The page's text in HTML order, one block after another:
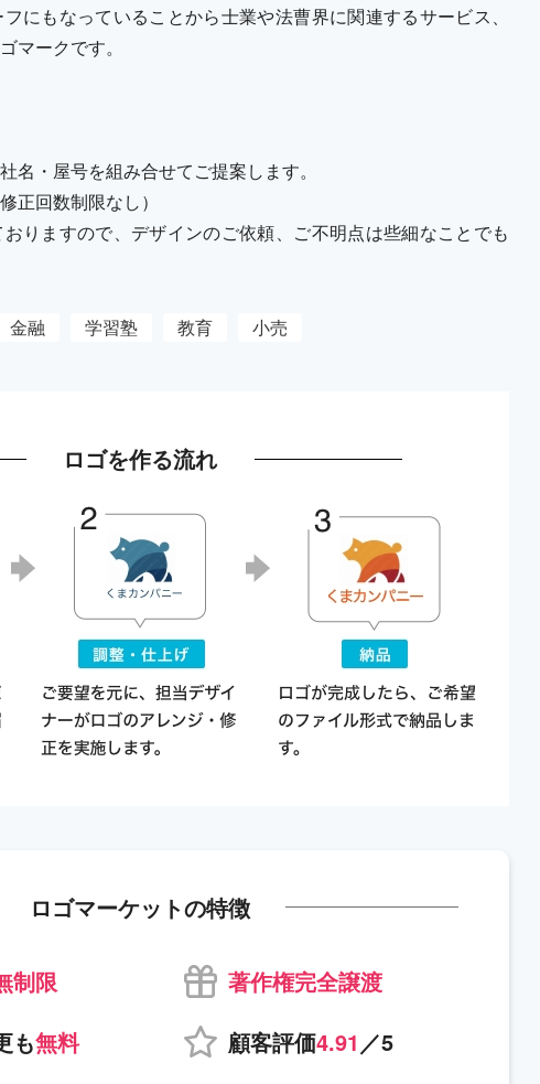
にもなっていることから士業や法曹界に関連するサービス、
マークです。
名・屋号を組み合せてご提案します。
正回数制限なし）
りますので、デザインのご依頼、ご不明点は些細なことでも
金融 学習塾 教育 小売
ロゴを作る流れ
ロゴマーケットの特徴
制限
著作権完全譲渡
も無料 顧客評価4.91 ／5